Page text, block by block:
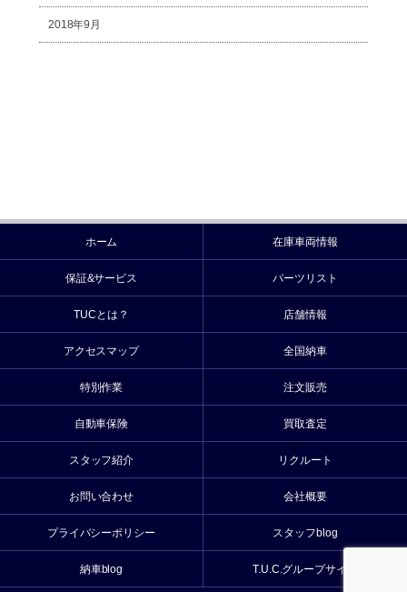
2018年9月
ホーム 在庫車両情報
保証&サービス パーツリスト
TUCとは？ 店舗情報
アクセスマップ 全国納車
特別作業 注文販売
自動車保険 買取査定
スタッフ紹介 リクルート
お問い合わせ 会社概要
プライバシーポリシー スタッフblog
納車blog T.U.C.グループサイト